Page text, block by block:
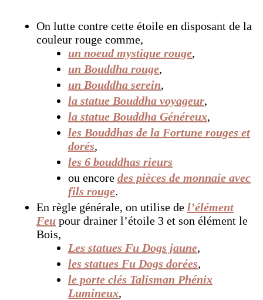
On lutte contre cette étoile en disposant de la
couleur rouge comme,
un noeud mystique rouge,
un Bouddha rouge,
un Bouddha serein,
la statue Bouddha voyageur,
la statue Bouddha Généreux,
les Bouddhas de la Fortune rouges et
dorés,
les 6 bouddhas rieurs
ou encore des pièces de monnaie avec
fils rouge.
En règle générale, on utilise de l’élément
Feu pour drainer l’étoile 3 et son élément le
Bois,
Les statues Fu Dogs jaune,
les statues Fu Dogs dorées,
le porte clés Talisman Phénix
Lumineux,